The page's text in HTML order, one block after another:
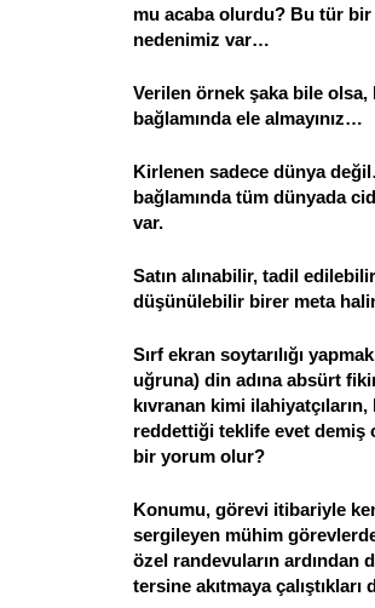
mu acaba olurdu? Bu tür
nedenimiz var…
Verilen örnek şaka bile olsa,
bağlamında ele almayınız…
Kirlenen sadece dünya
bağlamında tüm dünyada
var.
Satın alınabilir, tadil
düşünülebilir birer meta
Sırf ekran soytarılığı
uğruna) din adına absürt
kıvranan kimi
reddettiği teklife evet demiş
bir yorum olur?
Konumu, görevi itibariyle
sergileyen mühim
özel randevuların ardından
tersine akıtmaya